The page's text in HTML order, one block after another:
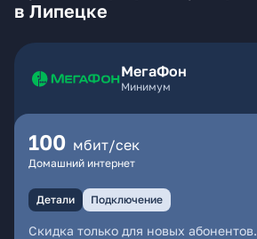
в Липецке
МегаФон
Минимум
100 мбит/сек
Домашний интернет
Детали Подключение
Скидка только для новых абонентов.